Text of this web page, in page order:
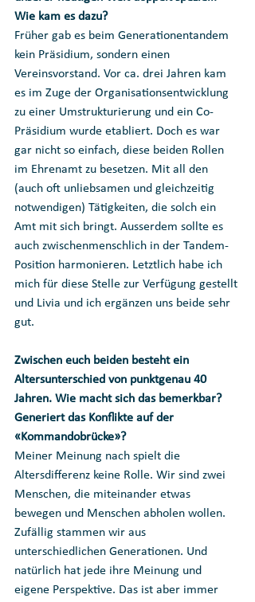
Wie kam es dazu?
Früher gab es beim Generationentandem
kein Präsidium, sondern einen
Vereinsvorstand. Vor ca. drei Jahren kam
es im Zuge der Organisationsentwicklung
zu einer Umstrukturierung und ein Co-
Präsidium wurde etabliert. Doch es war
gar nicht so einfach, diese beiden Rollen
im Ehrenamt zu besetzen. Mit all den
(auch oft unliebsamen und gleichzeitig
notwendigen) Tätigkeiten, die solch ein
Amt mit sich bringt. Ausserdem sollte es
auch zwischenmenschlich in der Tandem-
Position harmonieren. Letztlich habe ich
mich für diese Stelle zur Verfügung gestellt
und Livia und ich ergänzen uns beide sehr
gut.
Zwischen euch beiden besteht ein
Altersunterschied von punktgenau 40
Jahren. Wie macht sich das bemerkbar?
Generiert das Konflikte auf der
«Kommandobrücke»?
Meiner Meinung nach spielt die
Altersdifferenz keine Rolle. Wir sind zwei
Menschen, die miteinander etwas
bewegen und Menschen abholen wollen.
Zufällig stammen wir aus
unterschiedlichen Generationen. Und
natürlich hat jede ihre Meinung und
eigene Perspektive. Das ist aber immer